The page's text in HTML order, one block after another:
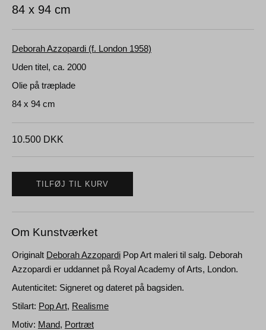
84 x 94 cm
Deborah Azzopardi (f. London 1958)
Uden titel, ca. 2000
Olie på træplade
84 x 94 cm
10.500 DKK
TILFØJ TIL KURV
Om Kunstværket
Originalt Deborah Azzopardi Pop Art maleri til salg. Deborah
Azzopardi er uddannet på Royal Academy of Arts, London.
Autenticitet: Signeret og dateret på bagsiden.
Stilart: Pop Art, Realisme
Motiv: Mand, Portræt